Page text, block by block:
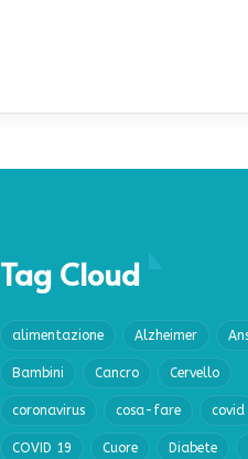
Tag Cloud
alimentazione Alzheimer
Bambini Cancro Cervello
coronavirus cosa-fare covid
COVID 19 Cuore Diabete